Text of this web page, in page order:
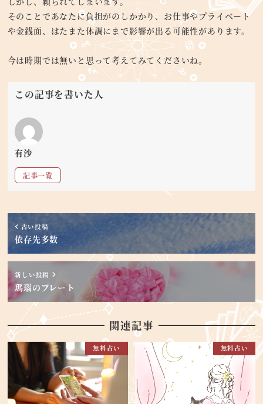
そのことであなたに負担がのしかかり、お仕事やプライベート
や金銭面、はたまた体調にまで影響が出る可能性があります。
今は時期では無いと思って考えてみてくださいね。
この記事を書いた人
有沙
記事一覧
古い投稿
依存先多数
新しい投稿
瑪瑙のプレート
関連記事
無料占い 無料占い